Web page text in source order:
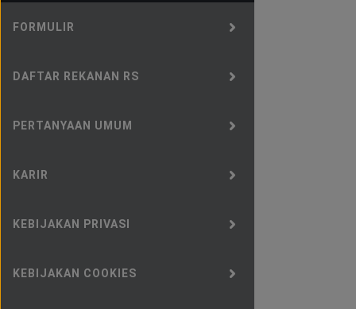
FORMULIR
DAFTAR REKANAN RS
PERTANYAAN UMUM
KARIR
KEBIJAKAN PRIVASI
KEBIJAKAN COOKIES